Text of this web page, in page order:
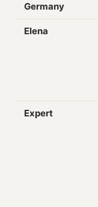
Germany
Elena
Expert